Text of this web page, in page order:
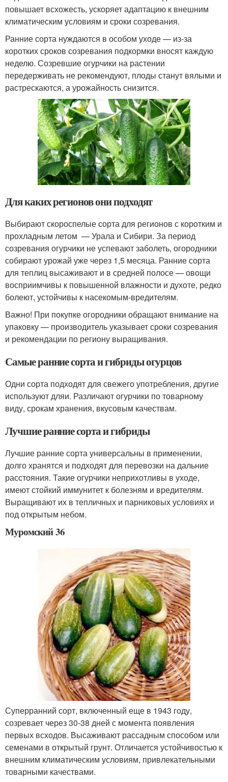
повышает всхожесть, ускоряет адаптацию к внешним
климатическим условиям и сроки созревания.
Ранние сорта нуждаются в особом уходе — из-за
коротких сроков созревания подкормки вносят каждую
неделю. Созревшие огурчики на растении
передерживать не рекомендуют, плоды станут вялыми и
растрескаются, а урожайность снизится.
Для каких регионов они подходят
Выбирают скороспелые сорта для регионов с коротким и
прохладным летом — Урала и Сибири. За период
созревания огурчики не успевают заболеть, огородники
собирают урожай уже через 1,5 месяца. Ранние сорта
для теплиц высаживают и в средней полосе — овощи
восприимчивы к повышенной влажности и духоте, редко
болеют, устойчивы к насекомым-вредителям.
Важно! При покупке огородники обращают внимание на
упаковку — производитель указывает сроки созревания
и рекомендации по региону выращивания.
Самые ранние сорта и гибриды огурцов
Одни сорта подходят для свежего употребления, другие
используют дляи. Различают огурчики по товарному
виду, срокам хранения, вкусовым качествам.
Лучшие ранние сорта и гибриды
Лучшие ранние сорта универсальны в применении,
долго хранятся и подходят для перевозки на дальние
расстояния. Такие огурчики неприхотливы в уходе,
имеют стойкий иммунитет к болезням и вредителям.
Выращивают их в тепличных и парниковых условиях и
под открытым небом.
Муромский 36
Суперранний сорт, включенный еще в 1943 году,
созревает через 30-38 дней с момента появления
первых всходов. Высаживают рассадным способом или
семенами в открытый грунт. Отличается устойчивостью к
внешним климатическим условиям, привлекательными
товарными качествами.